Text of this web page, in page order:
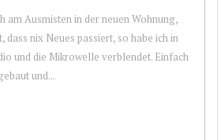
am Ausmisten in der neuen Wohnung,
dass nix Neues passiert, so habe ich in
und die Mikrowelle verblendet. Einfach
und...